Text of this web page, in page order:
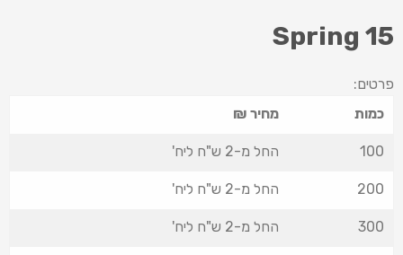
Spring 15
פרטים:
כמות
מחיר ₪
100 החל מ-2 ש"ח ליח'
200 החל מ-2 ש"ח ליח'
300 החל מ-2 ש"ח ליח'